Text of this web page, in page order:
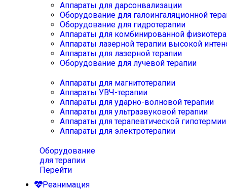
Аппараты для дарсонвализации
Оборудование для галоингаляционной
Оборудование для гидротерапии
Аппараты для комбинированной
Аппараты лазерной терапии высокой
Аппараты для лазерной терапии
Оборудование для лучевой терапии
Аппараты для магнитотерапии
Аппараты УВЧ-терапии
Аппараты для ударно-волновой терапии
Аппараты для ультразвуковой терапии
Аппараты для терапевтической
Аппараты для электротерапии
Оборудование
для терапии
Перейти
Реанимация